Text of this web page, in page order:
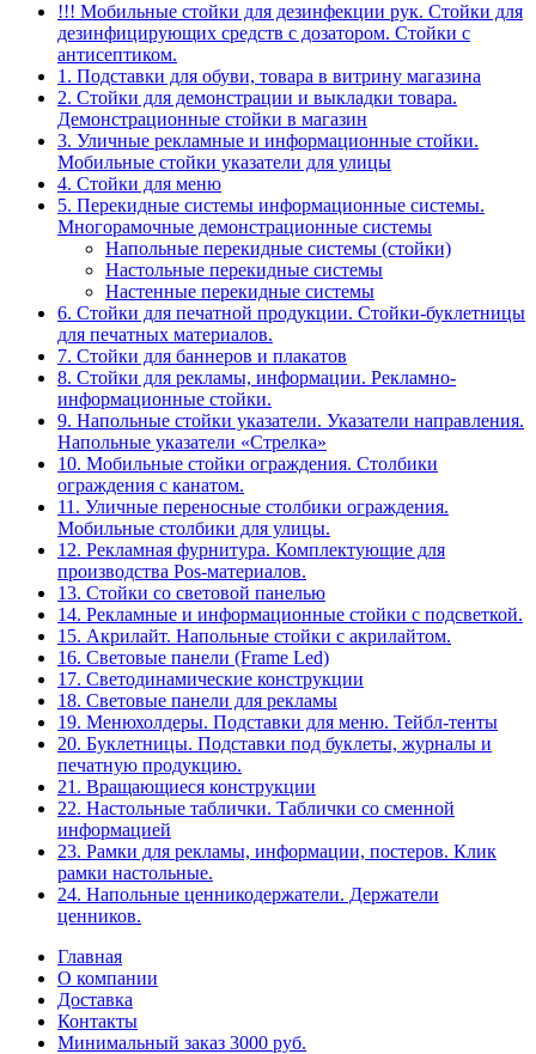
!!! Мобильные стойки для дезинфекции рук. Стойки для
дезинфицирующих средств с дозатором. Стойки с
антисептиком.
1. Подставки для обуви, товара в витрину магазина
2. Стойки для демонстрации и выкладки товара.
Демонстрационные стойки в магазин
3. Уличные рекламные и информационные стойки.
Мобильные стойки указатели для улицы
4. Стойки для меню
5. Перекидные системы информационные системы.
Многорамочные демонстрационные системы
Напольные перекидные системы (стойки)
Настольные перекидные системы
Настенные перекидные системы
6. Стойки для печатной продукции. Стойки-буклетницы
для печатных материалов.
7. Стойки для баннеров и плакатов
8. Стойки для рекламы, информации. Рекламно-
информационные стойки.
9. Напольные стойки указатели. Указатели направления.
Напольные указатели «Стрелка»
10. Мобильные стойки ограждения. Столбики
ограждения с канатом.
11. Уличные переносные столбики ограждения.
Мобильные столбики для улицы.
12. Рекламная фурнитура. Комплектующие для
производства Pos-материалов.
13. Стойки со световой панелью
14. Рекламные и информационные стойки с подсветкой.
15. Акрилайт. Напольные стойки с акрилайтом.
16. Световые панели (Frame Led)
17. Светодинамические конструкции
18. Световые панели для рекламы
19. Менюхолдеры. Подставки для меню. Тейбл-тенты
20. Буклетницы. Подставки под буклеты, журналы и
печатную продукцию.
21. Вращающиеся конструкции
22. Настольные таблички. Таблички со сменной
информацией
23. Рамки для рекламы, информации, постеров. Клик
рамки настольные.
24. Напольные ценникодержатели. Держатели
ценников.
Главная
О компании
Доставка
Контакты
Минимальный заказ 3000 руб.